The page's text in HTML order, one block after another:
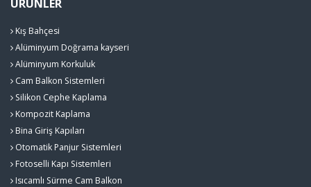
ÜRÜNLER
Kış Bahçesi
Alüminyum Doğrama kayseri
Alüminyum Korkuluk
Cam Balkon Sistemleri
Silikon Cephe Kaplama
Kompozit Kaplama
Bina Giriş Kapıları
Otomatik Panjur Sistemleri
Fotoselli Kapı Sistemleri
Isıcamlı Sürme Cam Balkon